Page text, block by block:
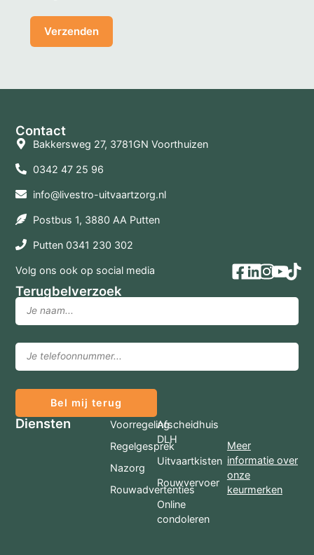
Contact
Bakkersweg 27, 3781GN Voorthuizen
0342 47 25 96
info@livestro-uitvaartzorg.nl
Postbus 1, 3880 AA Putten
Putten 0341 230 302
Volg ons ook op social media
Terugbelverzoek
Bel mij terug
Diensten
Voorregeling
Regelgesprek
Nazorg
Rouwadvertenties
Afscheidhuis
DLH
Uitvaartkisten
Rouwvervoer
Online
condoleren
Meer
informatie over
onze
keurmerken